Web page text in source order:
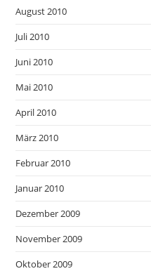
August 2010
Juli 2010
Juni 2010
Mai 2010
April 2010
März 2010
Februar 2010
Januar 2010
Dezember 2009
November 2009
Oktober 2009